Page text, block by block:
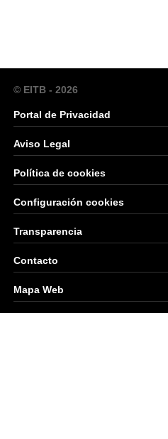
© EITB - 2026
Portal de Privacidad
Aviso Legal
Política de cookies
Configuración cookies
Transparencia
Contacto
Mapa Web